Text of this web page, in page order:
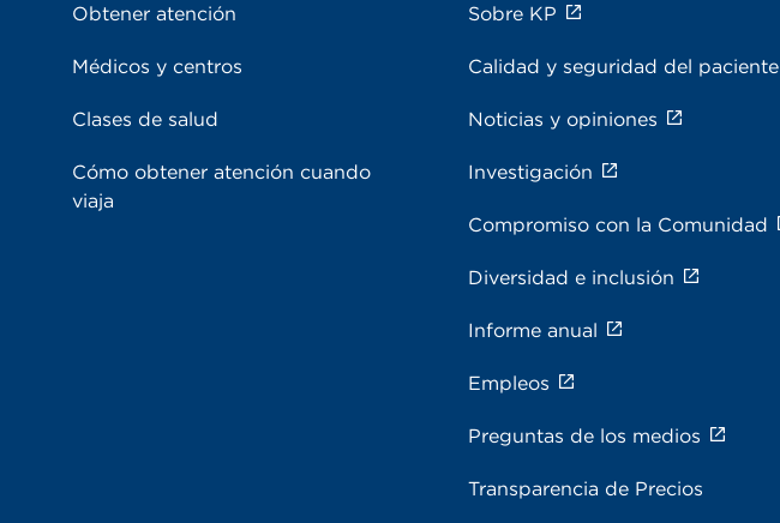
Obtener atención
Médicos y centros
Clases de salud
Cómo obtener atención cuando
viaja
Sobre KP
Calidad y seguridad del paciente
Noticias y opiniones
Investigación
Compromiso con la Comunidad
Diversidad e inclusión
Informe anual
Empleos
Preguntas de los medios
Transparencia de Precios